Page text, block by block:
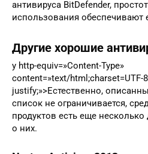
антивируса BitDefender,
использования обеспечивают
Другие хорошие
y http-equiv=»Content-Type»
content=»text/html;charset=UTF-
justify;»>Естественно,
список не ограничивается,
продуктов есть еще
о них.